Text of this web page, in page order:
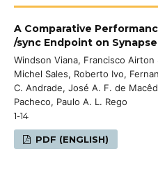
A Comparative
/sync Endpoint on
Windson Viana, Francisco Airton
Michel Sales, Roberto Ivo,
C. Andrade, José A. F. de
Pacheco, Paulo A. L. Rego
1-14
PDF (ENGLISH)